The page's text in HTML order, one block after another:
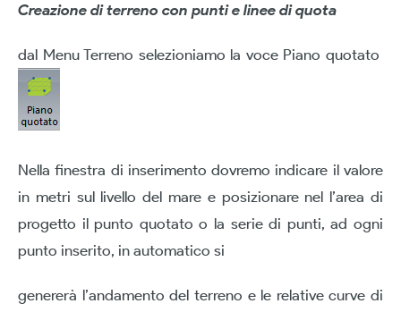
Creazione di terreno con punti e linee di quota
dal Menu Terreno selezioniamo la voce Piano quotato
Nella finestra di inserimento dovremo indicare il valore
in metri sul livello del mare e posizionare nel l’area di
progetto il punto quotato o la serie di punti, ad ogni
punto inserito, in automatico si
genererà l’andamento del terreno e le relative curve di